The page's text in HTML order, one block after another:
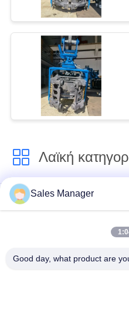
SITEMAP
PRIVACY
POLICY
Λαϊκή
υδραυλικών
πασσάλων
Sales Manager
Good day, what product are